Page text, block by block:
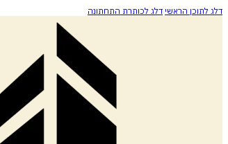
דלג לתוכן הראשי דלג לכותרת התחתונה